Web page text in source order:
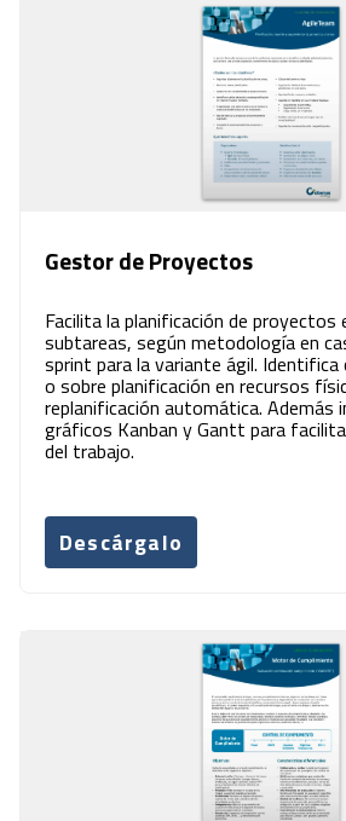
Gestor de Proyectos
Facilita la planificación de proyectos
subtareas, según metodología en
sprint para la variante ágil. Identifica
o sobre planificación en recursos
replanificación automática. Además
gráficos Kanban y Gantt para
del trabajo.
Descárgalo